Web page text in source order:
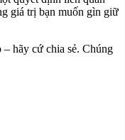
giá trị bạn muốn gìn giữ
hãy cứ chia sẻ. Chúng